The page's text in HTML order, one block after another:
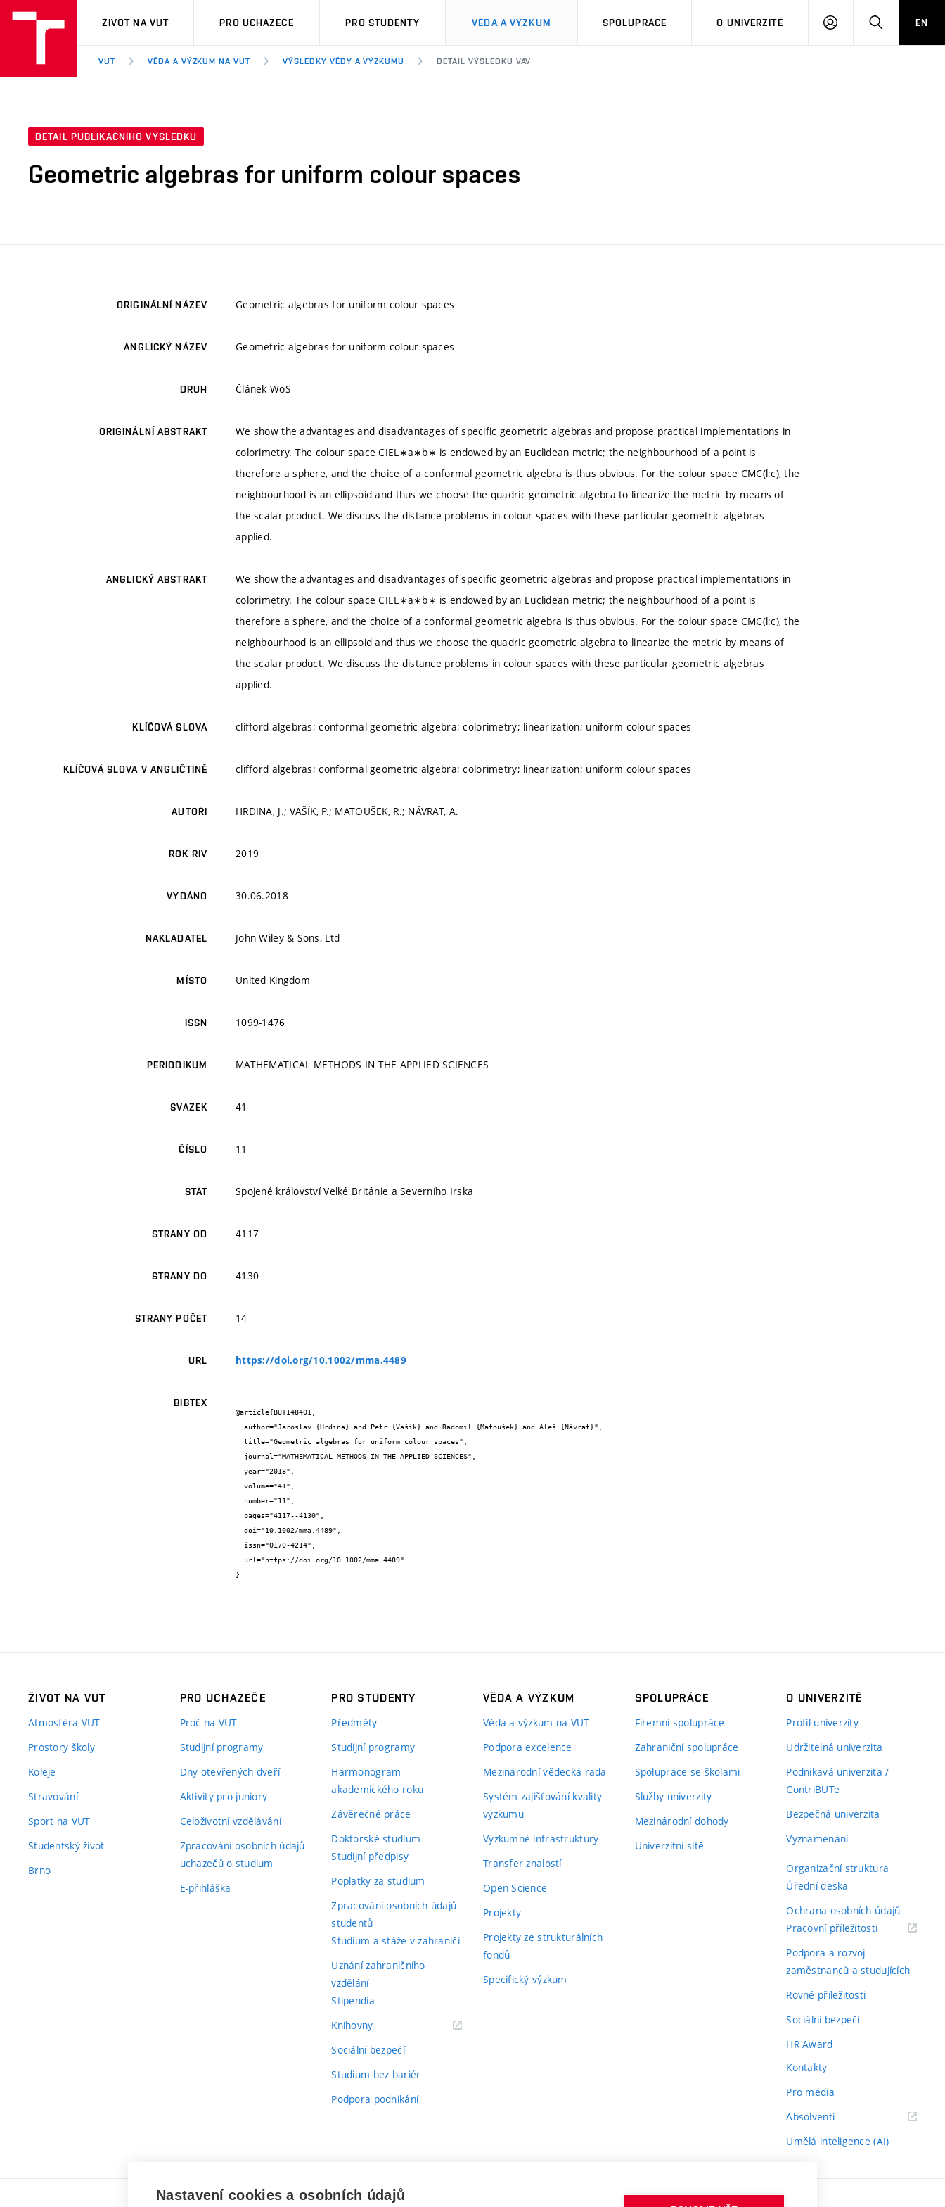
VUT
ŽIVOT NA VUT PRO UCHAZEČE PRO STUDENTY VĚDA A VÝZKUM SPOLUPRÁCE O UNIVERZITĚ
PŘIHLÁSIT HLEDATEN
VUT VĚDA A VÝZKUM NA VUT VÝSLEDKY VĚDY A VÝZKUMU DETAIL VÝSLEDKU VAV
DETAIL PUBLIKAČNÍHO VÝSLEDKU
Geometric algebras for uniform colour spaces
ORIGINÁLNÍ NÁZEV Geometric algebras for uniform colour spaces
ANGLICKÝ NÁZEV Geometric algebras for uniform colour spaces
DRUH Článek WoS
ORIGINÁLNÍ ABSTRAKT
We show the advantages and disadvantages of specific geometric algebras and propose practical implementations in
colorimetry. The colour space CIEL∗a∗b∗ is endowed by an Euclidean metric; the neighbourhood of a point is
therefore a sphere, and the choice of a conformal geometric algebra is thus obvious. For the colour space CMC(l:c), the
neighbourhood is an ellipsoid and thus we choose the quadric geometric algebra to linearize the metric by means of
the scalar product. We discuss the distance problems in colour spaces with these particular geometric algebras
applied.
ANGLICKÝ ABSTRAKT
We show the advantages and disadvantages of specific geometric algebras and propose practical implementations in
colorimetry. The colour space CIEL∗a∗b∗ is endowed by an Euclidean metric; the neighbourhood of a point is
therefore a sphere, and the choice of a conformal geometric algebra is thus obvious. For the colour space CMC(l:c), the
neighbourhood is an ellipsoid and thus we choose the quadric geometric algebra to linearize the metric by means of
the scalar product. We discuss the distance problems in colour spaces with these particular geometric algebras
applied.
KLÍČOVÁ SLOVA clifford algebras; conformal geometric algebra; colorimetry; linearization; uniform colour spaces
KLÍČOVÁ SLOVA V ANGLIČTINĚ clifford algebras; conformal geometric algebra; colorimetry; linearization; uniform colour spaces
AUTOŘI HRDINA, J.; VAŠÍK, P.; MATOUŠEK, R.; NÁVRAT, A.
ROK RIV 2019
VYDÁNO 30.06.2018
NAKLADATEL John Wiley & Sons, Ltd
MÍSTO United Kingdom
ISSN 1099-1476
PERIODIKUM MATHEMATICAL METHODS IN THE APPLIED SCIENCES
SVAZEK 41
ČÍSLO 11
STÁT Spojené království Velké Británie a Severního Irska
STRANY OD 4117
STRANY DO 4130
STRANY POČET 14
URL https://doi.org/10.1002/mma.4489
BIBTEX
@article{BUT148401,
}
ŽIVOT NA VUT
Atmosféra VUT
Prostory školy
Koleje
Stravování
Sport na VUT
Studentský život
Brno
PRO UCHAZEČE
Proč na VUT
Studijní programy
Dny otevřených dveří
Aktivity pro juniory
Celoživotní vzdělávání
Zpracování osobních údajů
uchazečů o studium
E-přihláška
PRO STUDENTY
Předměty
Studijní programy
Harmonogram
akademického roku
Závěrečné práce
Doktorské studium
Studijní předpisy
Poplatky za studium
Zpracování osobních údajů
studentů
Studium a stáže v zahraničí
Uznání zahraničního
vzdělání
Stipendia
Knihovny(externí
Sociální bezpečí
Studium bez bariér
Podpora podnikání
VĚDA A VÝZKUM
Věda a výzkum na VUT
Podpora excelence
Mezinárodní vědecká rada
Systém zajišťování kvality
výzkumu
Výzkumné infrastruktury
Transfer znalostí
Open Science
Projekty
Projekty ze strukturálních
fondů
Specifický výzkum
SPOLUPRÁCE
Firemní spolupráce
Zahraniční spolupráce
Spolupráce se školami
Služby univerzity
Mezinárodní dohody
Univerzitní sítě
O UNIVERZITĚ
Profil univerzity
Udržitelná univerzita
Podnikavá univerzita /
ContriBUTe
Bezpečná univerzita
Vyznamenání
Organizační struktura
Úřední deska
Ochrana osobních údajů
Pracovní příležitosti(externí
Podpora a rozvoj
zaměstnanců a studujících
Rovné příležitosti
Sociální bezpečí
HR Award
Kontakty
Pro média
Absolventi(externí
Umělá inteligence (AI)
Nastavení cookies a osobních údajů